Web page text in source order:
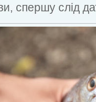
спершу слід